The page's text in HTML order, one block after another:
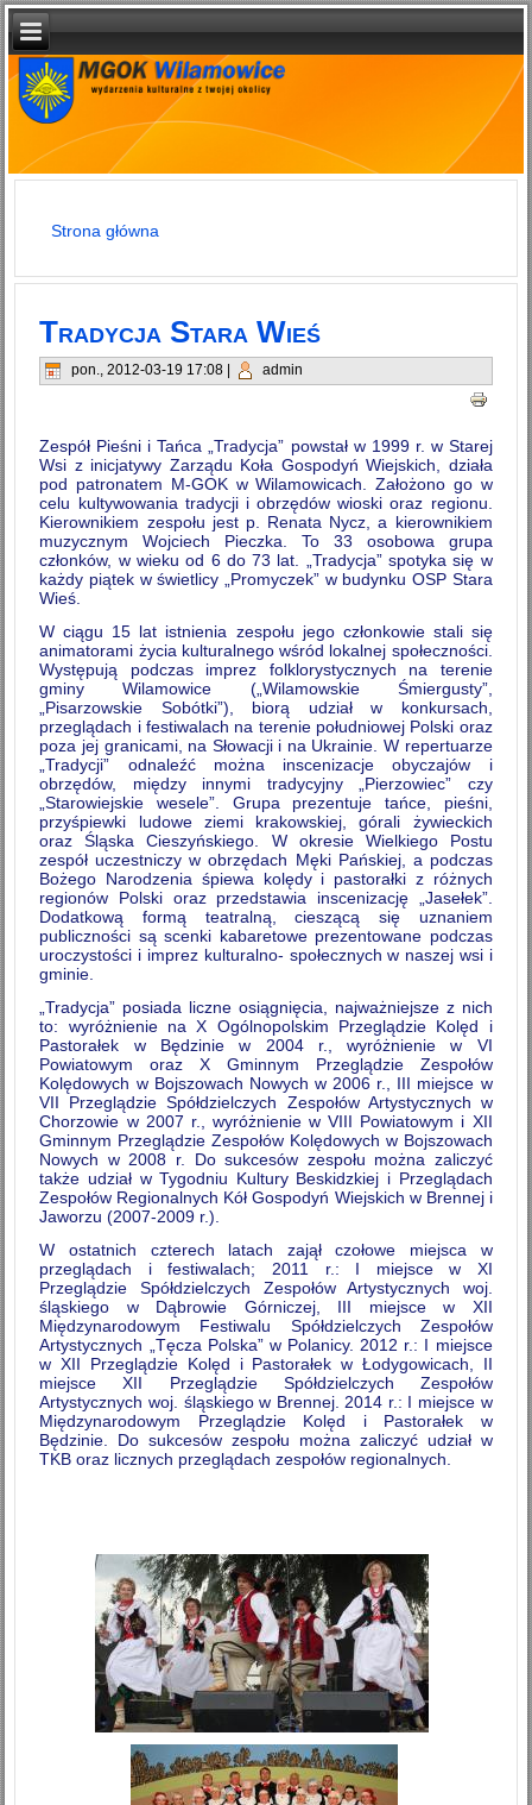
Jesteś tutaj
Strona główna
Tradycja Stara Wieś
pon., 2012-03-19 17:08 admin
Zespół Pieśni i Tańca „Tradycja” powstał w 1999 r. w Starej
Wsi z inicjatywy Zarządu Koła Gospodyń Wiejskich, działa
pod patronatem M-GOK w Wilamowicach. Założono go w
celu kultywowania tradycji i obrzędów wioski oraz regionu.
Kierownikiem zespołu jest p. Renata Nycz, a kierownikiem
muzycznym Wojciech Pieczka. To 33 osobowa grupa
członków, w wieku od 6 do 73 lat. „Tradycja” spotyka się w
każdy piątek w świetlicy „Promyczek” w budynku OSP Stara
Wieś.
W ciągu 15 lat istnienia zespołu jego członkowie stali się
animatorami życia kulturalnego wśród lokalnej społeczności.
Występują podczas imprez folklorystycznych na terenie
gminy Wilamowice („Wilamowskie Śmiergusty”,
„Pisarzowskie Sobótki”), biorą udział w konkursach,
przeglądach i festiwalach na terenie południowej Polski oraz
poza jej granicami, na Słowacji i na Ukrainie. W repertuarze
„Tradycji” odnaleźć można inscenizacje obyczajów i
obrzędów, między innymi tradycyjny „Pierzowiec” czy
„Starowiejskie wesele”. Grupa prezentuje tańce, pieśni,
przyśpiewki ludowe ziemi krakowskiej, górali żywieckich
oraz Śląska Cieszyńskiego. W okresie Wielkiego Postu
zespół uczestniczy w obrzędach Męki Pańskiej, a podczas
Bożego Narodzenia śpiewa kolędy i pastorałki z różnych
regionów Polski oraz przedstawia inscenizację „Jasełek”.
Dodatkową formą teatralną, cieszącą się uznaniem
publiczności są scenki kabaretowe prezentowane podczas
uroczystości i imprez kulturalno- społecznych w naszej wsi i
gminie.
„Tradycja” posiada liczne osiągnięcia, najważniejsze z nich
to: wyróżnienie na X Ogólnopolskim Przeglądzie Kolęd i
Pastorałek w Będzinie w 2004 r., wyróżnienie w VI
Powiatowym oraz X Gminnym Przeglądzie Zespołów
Kolędowych w Bojszowach Nowych w 2006 r., III miejsce w
VII Przeglądzie Spółdzielczych Zespołów Artystycznych w
Chorzowie w 2007 r., wyróżnienie w VIII Powiatowym i XII
Gminnym Przeglądzie Zespołów Kolędowych w Bojszowach
Nowych w 2008 r. Do sukcesów zespołu można zaliczyć
także udział w Tygodniu Kultury Beskidzkiej i Przeglądach
Zespołów Regionalnych Kół Gospodyń Wiejskich w Brennej i
Jaworzu (2007-2009 r.).
W ostatnich czterech latach zajął czołowe miejsca w
przeglądach i festiwalach; 2011 r.: I miejsce w XI
Przeglądzie Spółdzielczych Zespołów Artystycznych woj.
śląskiego w Dąbrowie Górniczej, III miejsce w XII
Międzynarodowym Festiwalu Spółdzielczych Zespołów
Artystycznych „Tęcza Polska” w Polanicy. 2012 r.: I miejsce
w XII Przeglądzie Kolęd i Pastorałek w Łodygowicach, II
miejsce XII Przeglądzie Spółdzielczych Zespołów
Artystycznych woj. śląskiego w Brennej. 2014 r.: I miejsce w
Międzynarodowym Przeglądzie Kolęd i Pastorałek w
Będzinie. Do sukcesów zespołu można zaliczyć udział w
TKB oraz licznych przeglądach zespołów regionalnych.